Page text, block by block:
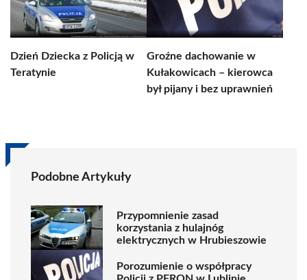
Dzień Dziecka z Policją w
Teratynie
Groźne dachowanie w
Kułakowicach – kierowca
był pijany i bez uprawnień
Podobne Artykuły
Przypomnienie zasad
korzystania z hulajnóg
elektrycznych w Hrubieszowie
Porozumienie o współpracy